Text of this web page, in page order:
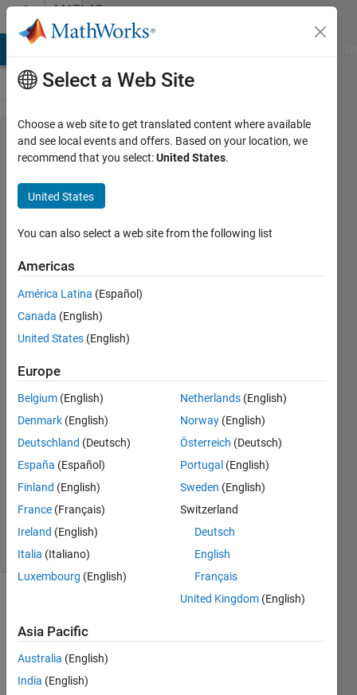
Skip to contentMATLAB
Answers
MATLAB
funtion
の出力
を
MATLAB
funtion
の入力
に使い
たい
kazuki
watada
3 May
2020
1 Answer
Answer
Accepted
Updated
7 May 2020
4 Views
(30 days)
Select a Web Site
Choose a web site to get translated content where available
and see local events and offers. Based on your location, we
recommend that you select:United States.
United States
You can also select a web site from the following list
Americas
América Latina (Español)
Canada (English)
United States (English)
Europe
Belgium (English)
Denmark (English)
Deutschland (Deutsch)
España (Español)
Finland (English)
France (Français)
Ireland (English)
Italia (Italiano)
Luxembourg (English)
Netherlands (English)
Norway (English)
Österreich (Deutsch)
Portugal (English)
Sweden (English)
Switzerland
Deutsch
English
Français
United Kingdom (English)
Asia Pacific
Australia (English)
India (English)